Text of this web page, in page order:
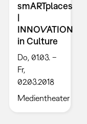
smARTplaces
|
INNOVATION
in Culture
Do, 01.03. –
Fr,
02.03.2018
Medientheater